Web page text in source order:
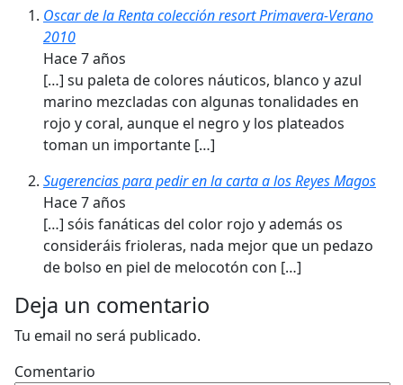
Oscar de la Renta colección resort Primavera-Verano
2010
Hace 7 años
[…] su paleta de colores náuticos, blanco y azul
marino mezcladas con algunas tonalidades en
rojo y coral, aunque el negro y los plateados
toman un importante […]
Sugerencias para pedir en la carta a los Reyes Magos
Hace 7 años
[…] sóis fanáticas del color rojo y además os
consideráis frioleras, nada mejor que un pedazo
de bolso en piel de melocotón con […]
Deja un comentario
Tu email no será publicado.
Comentario